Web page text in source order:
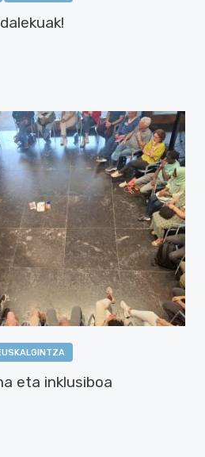
eta inklusiboa